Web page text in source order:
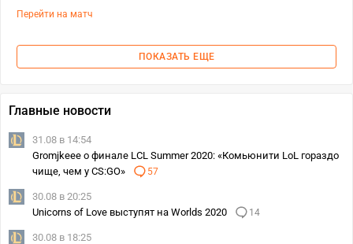
Перейти на матч
ПОКАЗАТЬ ЕЩЕ
Главные новости
31.08 в 14:54
Gromjkeee о финале LCL Summer 2020: «Комьюнити LoL гораздо
чище, чем у CS:GO»
57
30.08 в 20:25
Unicorns of Love выступят на Worlds 2020
14
30.08 в 18:25